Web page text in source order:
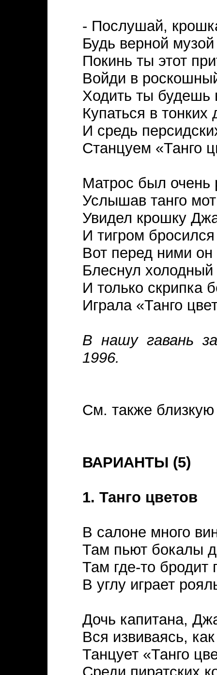
- Послушай,
Будь верной
Покинь ты этот
Войди в
Ходить ты будешь
Купаться в тонких
И средь
Станцуем «Танго
Матрос был очень
Услышав танго
Увидел крошку
И тигром
Вот перед ними он
Блеснул
И только скрипка
Играла «Танго
В нашу гавань
1996.
См. также
ВАРИАНТЫ (5)
1. Танго цветов
В салоне много
Там пьют бокалы
Там где-то бродит
В углу играет
Дочь капитана,
Вся извиваясь,
Танцует «Танго